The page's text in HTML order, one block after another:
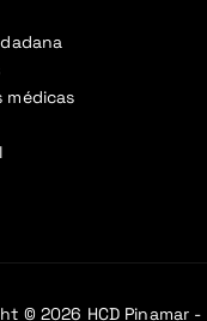
médicas
© 2026 HCD Pinamar -